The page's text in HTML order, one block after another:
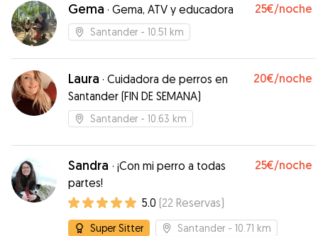
Gema · Gema, ATV y educadora 25€/noche
Santander - 10.51 km
Laura · Cuidadora de perros en
Santander (FIN DE SEMANA)
20€/noche
Santander - 10.63 km
Sandra · ¡Con mi perro a todas
partes!
25€/noche
5.0 (22 Reservas)
Super Sitter Santander - 10.71 km